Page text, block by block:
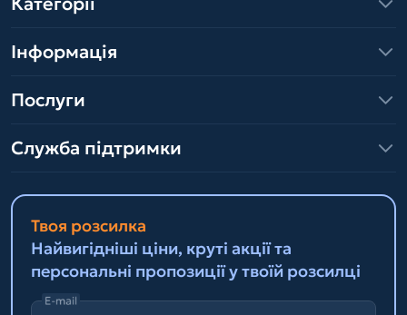
Інформація
Послуги
Служба підтримки
Твоя розсилка
Найвигідніші ціни, круті акції та
персональні пропозиції у твоїй розсилці
E-mail